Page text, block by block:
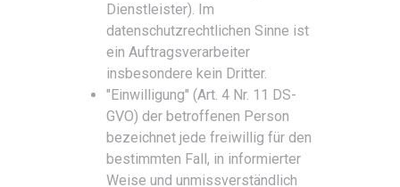
Dienstleister). Im
datenschutzrechtlichen Sinne ist
ein Auftragsverarbeiter
insbesondere kein Dritter.
"Einwilligung" (Art. 4 Nr. 11 DS-
GVO) der betroffenen Person
bezeichnet jede freiwillig für den
bestimmten Fall, in informierter
Weise und unmissverständlich